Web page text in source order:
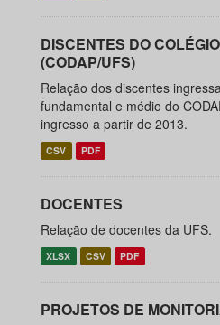
DISCENTES DO
(CODAP/UFS)
Relação dos discentes
fundamental e médio do
ingresso a partir de 2013.
CSV PDF
DOCENTES
Relação de docentes da UFS.
XLSX CSV PDF
PROJETOS DE